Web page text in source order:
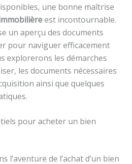
une bonne maîtrise
est incontournable.
un aperçu des documents
pour naviguer efficacement
explorerons les démarches
les documents nécessaires
ainsi que quelques
pour acheter un bien
l’aventure de l’achat d’un bien